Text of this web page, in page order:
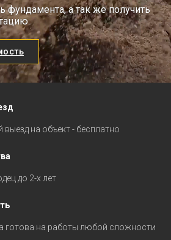
фундамента, а так же получить
выезд на объект - бесплатно
до 2-х лет
готова на работы любой сложности